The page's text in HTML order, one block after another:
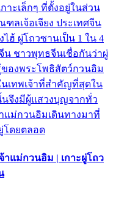
าะเล็กๆ ที่ตั้งอยู่ในส่วน
ลเจ้อเจียง ประเทศจีน
ฮ้ ผู่โถวซานเป็น 1 ใน 4
ชาวพุทธจีนเชื่อกันว่าผู่
องพระโพธิสัตว์กวนอิม
เทพเจ้าที่สำคัญที่สุดใน
จึงมีผู้แสวงบุญจากทั่ว
แม่กวนอิมเดินทางมาที่
โดยตลอด
แม่กวนอิม | เกาะผู่โถว